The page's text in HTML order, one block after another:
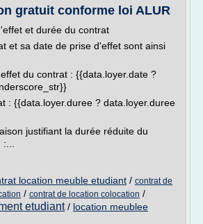
gratuit conforme loi ALUR
et durée du contrat
et sa date de prise d'effet sont ainsi
du contrat : {{data.loyer.date ?
: {{data.loyer.duree ? data.loyer.duree
justifiant la durée réduite du
location meuble etudiant / contrat de
/ contrat de location colocation /
etudiant/ location meublee